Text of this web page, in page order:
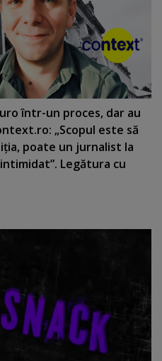
într-un proces, dar au
„Scopul este să
poate un jurnalist la
Legătura cu